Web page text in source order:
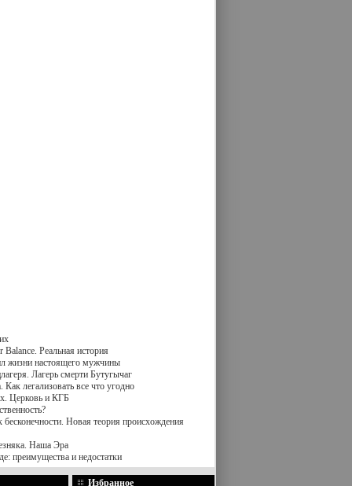
Balance. Реальная история
жизни настоящего мужчины
Лагерь смерти Бутугычаг
легализовать все что угодно
Церковь и КГБ
бесконечности. Новая теория происхождения
Наша Эра
преимущества и недостатки
Избранное